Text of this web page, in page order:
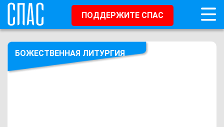
ПОДДЕРЖИТЕ СПАС
БОЖЕСТВЕННАЯ ЛИТУРГИЯ